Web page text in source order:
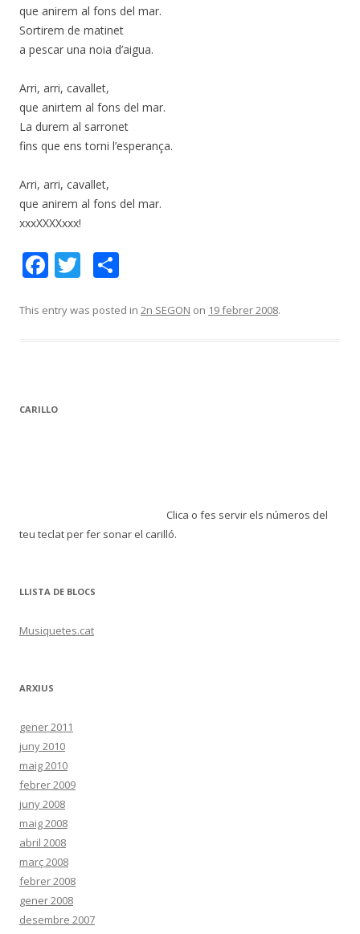
que anirem al fons del mar.
Sortirem de matinet
a pescar una noia d’aigua.
Arri, arri, cavallet,
que anirtem al fons del mar.
La durem al sarronet
fins que ens torni l’esperança.
Arri, arri, cavallet,
que anirem al fons del mar.
xxxXXXXxxx!
F
e
k
T
itt m
This entry was posted in 2n SEGON on 19 febrer 2008.
CARILLO
Clica o fes servir els números del
teu teclat per fer sonar el carilló.
LLISTA DE BLOCS
Musiquetes.cat
ARXIUS
gener 2011
juny 2010
maig 2010
febrer 2009
juny 2008
maig 2008
abril 2008
març 2008
febrer 2008
gener 2008
desembre 2007